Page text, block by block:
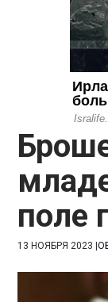
поле
13 НОЯБРЯ 2023 |